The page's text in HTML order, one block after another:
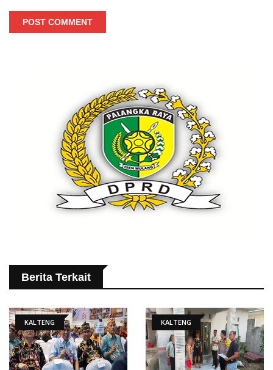
POST COMMENT
Berita Terkait
KALTENG KALTENG